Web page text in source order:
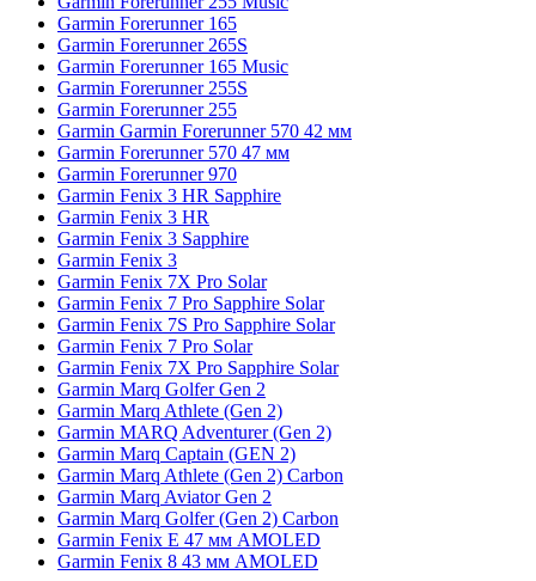
Garmin Forerunner 165
Garmin Forerunner 265S
Garmin Forerunner 165 Music
Garmin Forerunner 255S
Garmin Forerunner 255
Garmin Garmin Forerunner 570 42 мм
Garmin Forerunner 570 47 мм
Garmin Forerunner 970
Garmin Fenix 3 HR Sapphire
Garmin Fenix 3 HR
Garmin Fenix 3 Sapphire
Garmin Fenix 3
Garmin Fenix 7X Pro Solar
Garmin Fenix 7 Pro Sapphire Solar
Garmin Fenix 7S Pro Sapphire Solar
Garmin Fenix 7 Pro Solar
Garmin Fenix 7X Pro Sapphire Solar
Garmin Marq Golfer Gen 2
Garmin Marq Athlete (Gen 2)
Garmin MARQ Adventurer (Gen 2)
Garmin Marq Captain (GEN 2)
Garmin Marq Athlete (Gen 2) Carbon
Garmin Marq Aviator Gen 2
Garmin Marq Golfer (Gen 2) Carbon
Garmin Fenix E 47 мм AMOLED
Garmin Fenix 8 43 мм AMOLED